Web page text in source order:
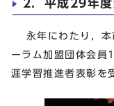
2．平成29年度
永年にわたり，本
ーラム加盟団体会員
涯学習推進者表彰を